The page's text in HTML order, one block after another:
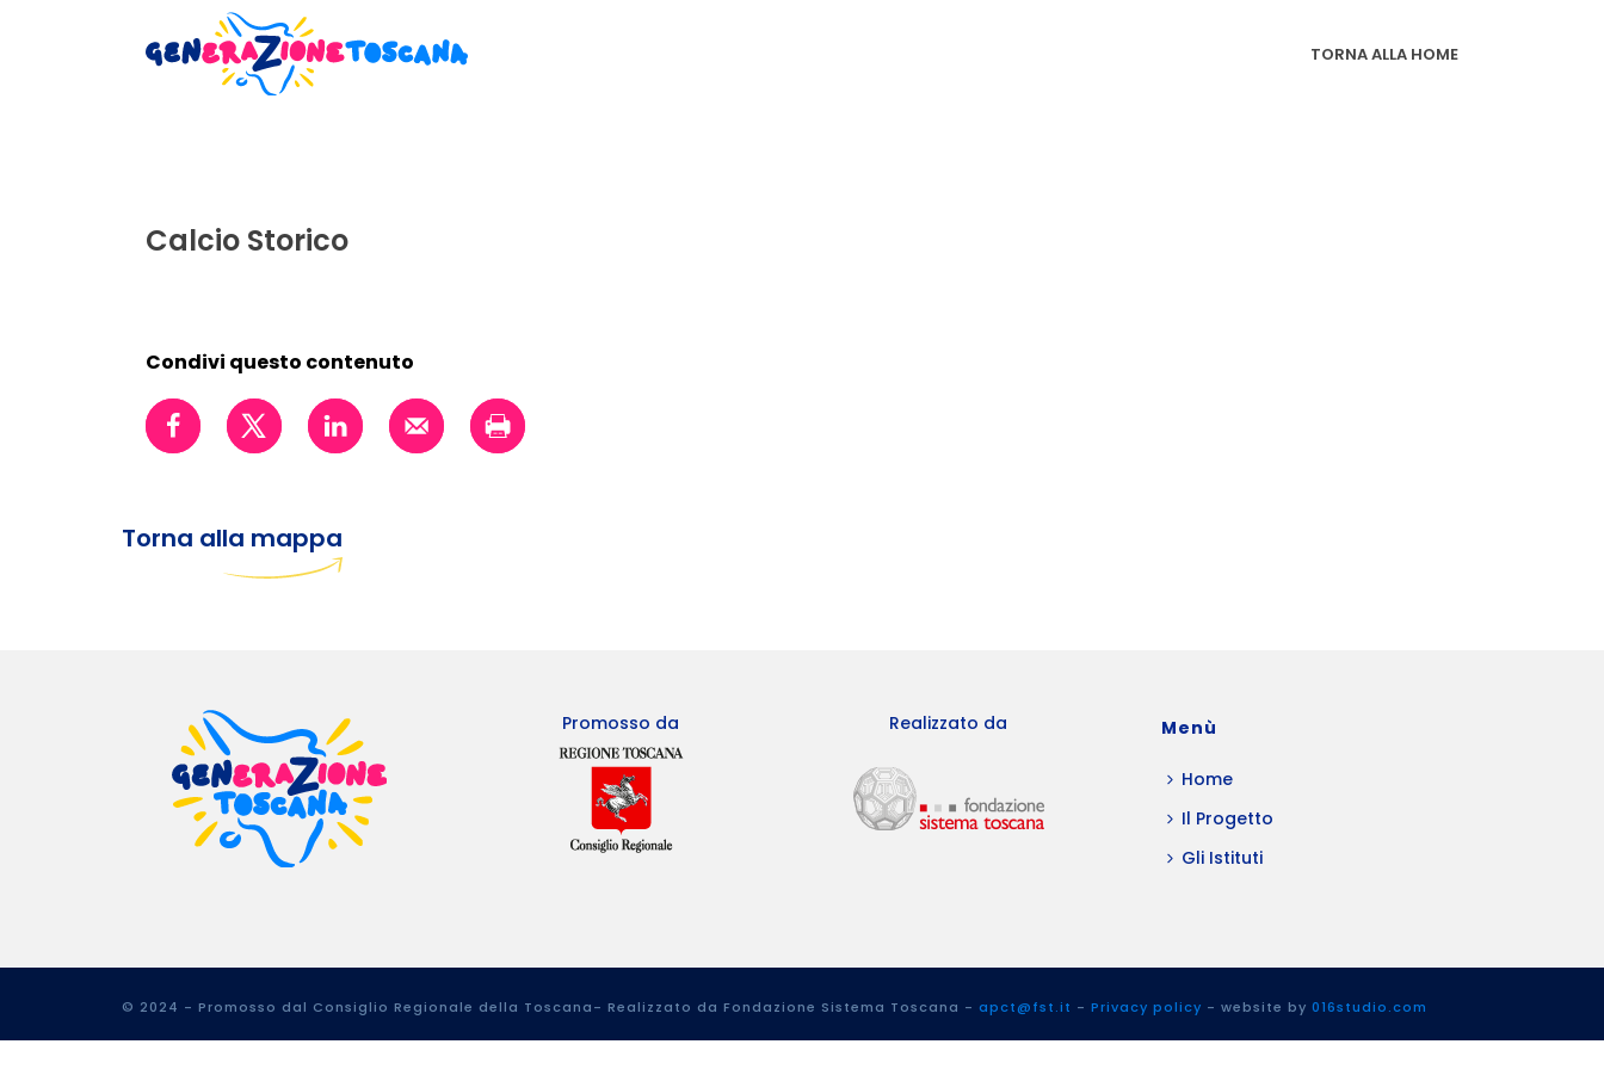
TORNA ALLA HOME
Calcio Storico
Condivi questo contenuto
Torna alla mappa
Promosso da Realizzato da Menù
Home
Il Progetto
Gli Istituti
© 2024 - Promosso dal Consiglio Regionale della Toscana- Realizzato da Fondazione Sistema Toscana - apct@fst.it - Privacy policy - website by 016studio.com